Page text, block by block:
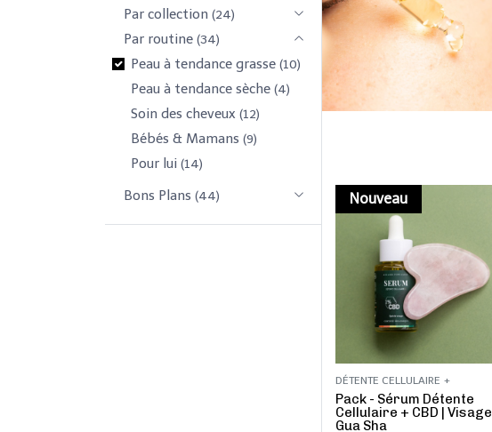
Par collection (24)
Par routine (34)
Peau à tendance grasse (10)
Peau à tendance sèche (4)
Soin des cheveux (12)
Bébés & Mamans (9)
Pour lui (14)
Bons Plans (44) Nouveau
DÉTENTE CELLULAIRE +
Pack - Sérum Détente
Cellulaire + CBD | Visage |
Gua Sha